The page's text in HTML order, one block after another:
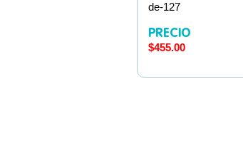
de-127
PRECIO
$455.00